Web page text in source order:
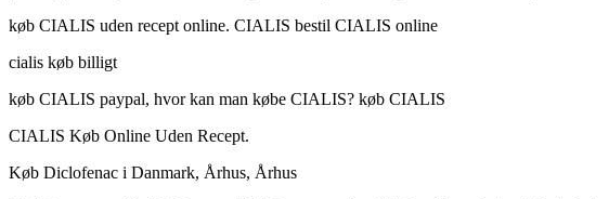
køb CIALIS uden recept online. CIALIS bestil CIALIS online
cialis køb billigt
køb CIALIS paypal, hvor kan man købe CIALIS? køb CIALIS
CIALIS Køb Online Uden Recept.
Køb Diclofenac i Danmark, Århus, Århus